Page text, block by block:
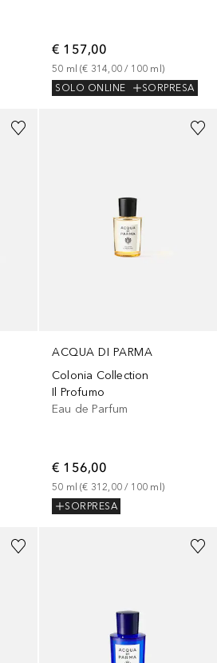
€ 157,00
50 ml (€ 314,00 / 100 ml)
SOLO ONLINE
SORPRESA
ACQUA DI PARMA
Colonia Collection
Il Profumo
Eau de Parfum
€ 156,00
50 ml (€ 312,00 / 100 ml )
SORPRESA